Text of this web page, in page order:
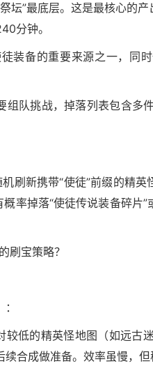
坛”最底层。这是最核心的
分钟。
装备的重要来源之一，同
组队挑战，掉落列表包含多
刷新携带“使徒”前缀的精英
率掉落“使徒传说装备碎片”
刷宝策略？
低的精英怪地图（如远古
合成做准备。效率虽慢，但